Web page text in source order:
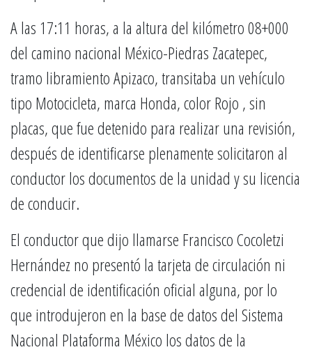
A las 17:11 horas, a la altura del kilómetro 08+000
del camino nacional México-Piedras Zacatepec,
tramo libramiento Apizaco, transitaba un vehículo
tipo Motocicleta, marca Honda, color Rojo , sin
placas, que fue detenido para realizar una revisión,
después de identificarse plenamente solicitaron al
conductor los documentos de la unidad y su licencia
de conducir.
El conductor que dijo llamarse Francisco Cocoletzi
Hernández no presentó la tarjeta de circulación ni
credencial de identificación oficial alguna, por lo
que introdujeron en la base de datos del Sistema
Nacional Plataforma México los datos de la